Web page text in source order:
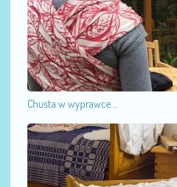
Chusta w wyprawce...